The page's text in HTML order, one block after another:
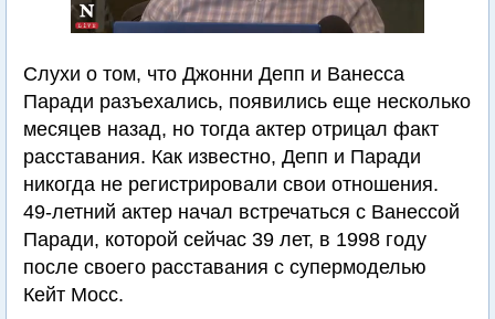
Слухи о том, что Джонни Депп и Ванесса
Паради разъехались, появились еще несколько
месяцев назад, но тогда актер отрицал факт
расставания. Как известно, Депп и Паради
никогда не регистрировали свои отношения.
49-летний актер начал встречаться с Ванессой
Паради, которой сейчас 39 лет, в 1998 году
после своего расставания с супермоделью
Кейт Мосс.